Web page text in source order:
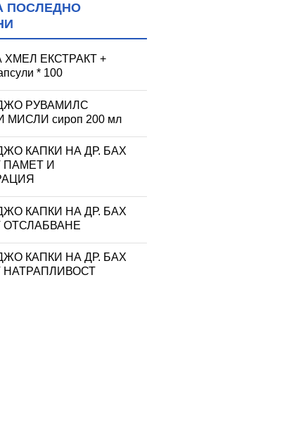
ПОСЛЕДНО
ЕКСТРАКТ +
* 100
РУВАМИЛС
сироп 200 мл
КАПКИ НА ДР. БАХ
ПАМЕТ И
КАПКИ НА ДР. БАХ
ОТСЛАБВАНЕ
КАПКИ НА ДР. БАХ
НАТРАПЛИВОСТ